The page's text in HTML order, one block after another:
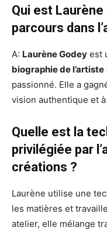
Qui est
parcours dans
A: Laurène Godey est
biographie de l’artiste
passionné. Elle a
vision authentique et
Quelle est la
privilégiée par
créations ?
Laurène utilise une
les matières et
atelier, elle mélange